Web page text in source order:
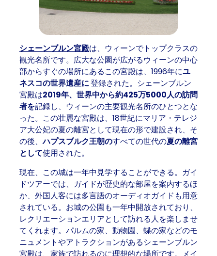
シェーンブルン宮殿は、ウィーンでトップクラスの
観光名所です。広大な公園が広がるウィーンの中心
部からすぐの場所にあるこの宮殿は、1996年にユ
ネスコの世界遺産に登録された。シェーンブルン
宮殿は2019年、世界中から約425万5000人の訪問
者を記録し、ウィーンの主要観光名所のひとつとな
った。この壮麗な宮殿は、18世紀にマリア・テレジ
ア大公妃の夏の離宮として現在の形で建設され、そ
の後、ハプスブルク王朝のすべての世代の夏の離宮
として使用された。
現在、この城は一年中見学することができる。ガイ
ドツアーでは、ガイドが歴史的な部屋を案内するほ
か、外国人客には多言語のオーディオガイドも用意
されている。お城の公園も一年中開放されており、
レクリエーションエリアとして訪れる人を楽しませ
てくれます。パルムの家、動物園、蝶の家などのモ
ニュメントやアトラクションがあるシェーンブルン
宮殿は、家族で訪れるのに理想的な場所です。メイ